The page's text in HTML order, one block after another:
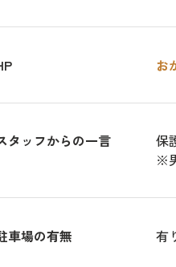
お
タッフからの一言
保
※
車場の有無 有